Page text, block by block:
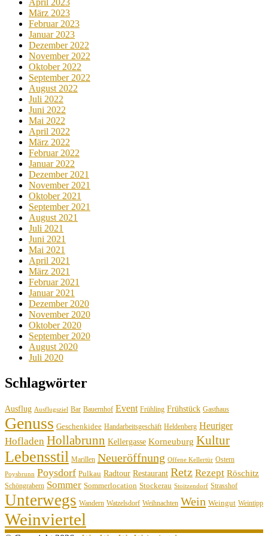
März 2023
Februar 2023
Januar 2023
Dezember 2022
November 2022
Oktober 2022
September 2022
August 2022
Juli 2022
Juni 2022
Mai 2022
April 2022
März 2022
Februar 2022
Januar 2022
Dezember 2021
November 2021
Oktober 2021
September 2021
August 2021
Juli 2021
Juni 2021
Mai 2021
April 2021
März 2021
Februar 2021
Januar 2021
Dezember 2020
November 2020
Oktober 2020
September 2020
August 2020
Juli 2020
Schlagwörter
Ausflug Ausflugsziel Bar Bauernhof Event Frühling Frühstück Gasthaus
Genuss Geschenkidee Handarbeitsgeschäft Heldenberg Heuriger
Hofladen Hollabrunn Kellergasse Korneuburg Kultur
Lebensstil Marillen Neueröffnung Offene Kellertür Ostern
Poysbrunn Poysdorf Pulkau Radtour Restaurant Retz Rezept Röschitz
Schöngrabern Sommer Sommerlocation Stockerau Stoitzendorf Strasshof
Unterwegs Wandern Watzelsdorf Weihnachten Wein Weingut Weintipp
Weinviertel